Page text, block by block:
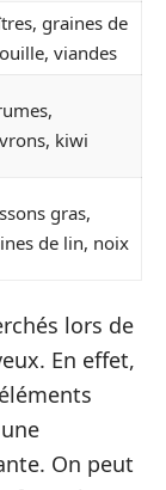
graines de
viandes
kiwi
gras,
de lin, noix
lors de
En effet,
On peut